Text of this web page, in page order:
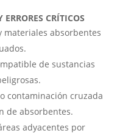
CRÍTICOS
materiales absorbentes
de sustancias
contaminación cruzada
de absorbentes.
adyacentes por